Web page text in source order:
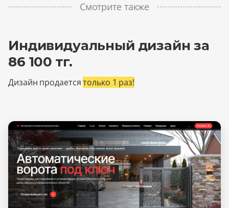
Смотрите также
Индивидуальный дизайн за
86 100 тг.
Дизайн продаетсятолько 1 раз!